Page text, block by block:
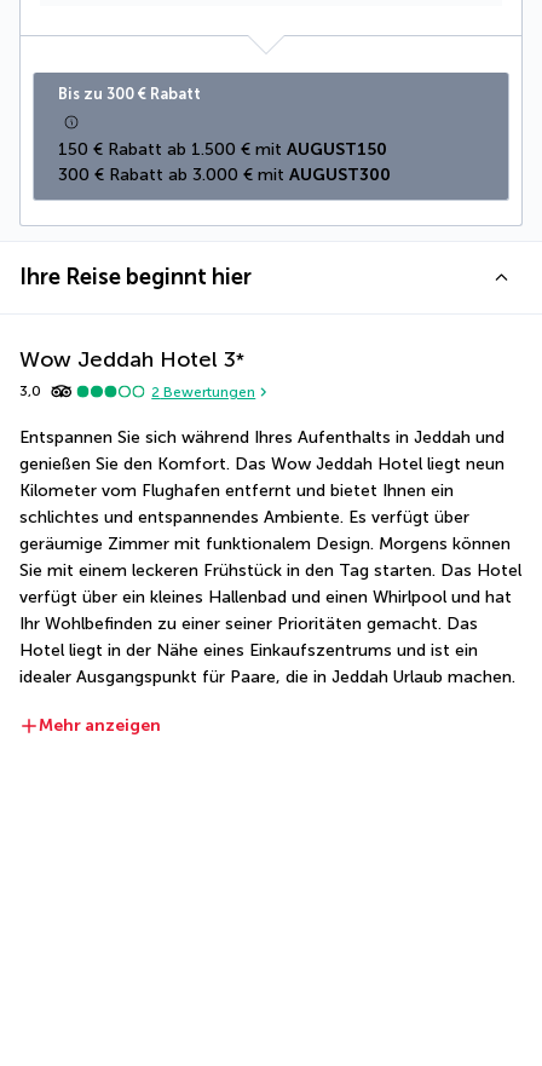
Bis zu 300 € Rabatt
150 € Rabatt ab 1.500 € mit AUGUST150
300 € Rabatt ab 3.000 € mit AUGUST300
Ihre Reise beginnt hier
Wow Jeddah Hotel 3*
3,0 2 Bewertungen
Entspannen Sie sich während Ihres Aufenthalts in Jeddah und
genießen Sie den Komfort. Das Wow Jeddah Hotel liegt neun
Kilometer vom Flughafen entfernt und bietet Ihnen ein
schlichtes und entspannendes Ambiente. Es verfügt über
geräumige Zimmer mit funktionalem Design. Morgens können
Sie mit einem leckeren Frühstück in den Tag starten. Das Hotel
verfügt über ein kleines Hallenbad und einen Whirlpool und hat
Ihr Wohlbefinden zu einer seiner Prioritäten gemacht. Das
Hotel liegt in der Nähe eines Einkaufszentrums und ist ein
idealer Ausgangspunkt für Paare, die in Jeddah Urlaub machen.
Mehr anzeigen